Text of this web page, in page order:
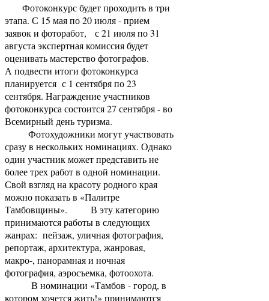
Фотоконкурс будет проходить в три
этапа. С 15 мая по 20 июля - прием
заявок и фоторабот, с 21 июля по 31
августа экспертная комиссия будет
оценивать мастерство фотографов.
А подвести итоги фотоконкурса
планируется с 1 сентября по 23
сентября. Награждение участников
фотоконкурса состоится 27 сентября - во
Всемирный день туризма.
Фотохудожники могут участвовать
сразу в нескольких номинациях. Однако
один участник может представить не
более трех работ в одной номинации.
Свой взгляд на красоту родного края
можно показать в «Палитре
Тамбовщины». В эту категорию
принимаются работы в следующих
жанрах: пейзаж, уличная фотография,
репортаж, архитектура, жанровая,
макро-, панорамная и ночная
фотография, аэросъемка, фотоохота.
В номинации «Тамбов - город, в
котором хочется жить!» принимаются